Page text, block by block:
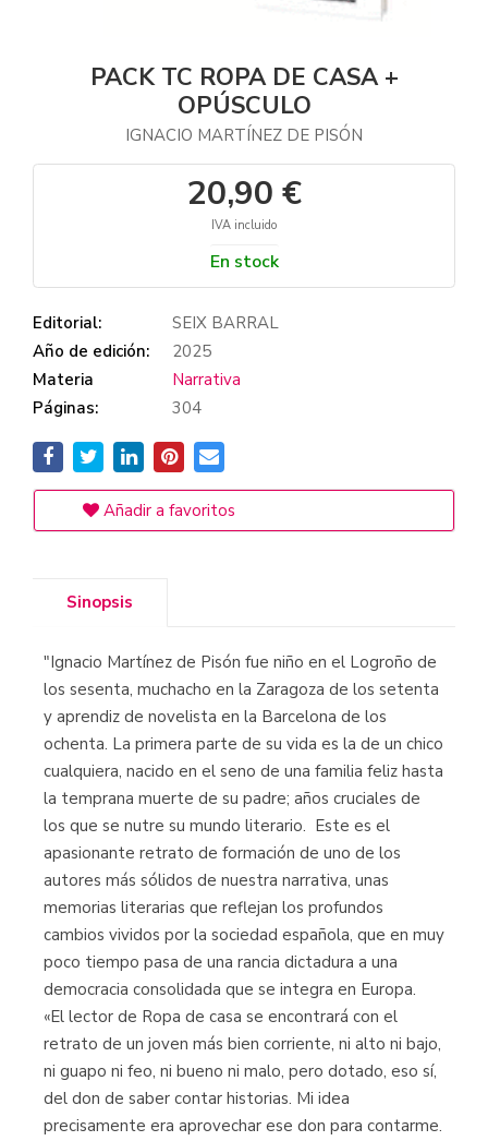
PACK TC ROPA DE CASA +
OPÚSCULO
IGNACIO MARTÍNEZ DE PISÓN
20,90 €
IVA incluido
En stock
Editorial:
SEIX BARRAL
Año de edición:
2025
Materia
Narrativa
Páginas:
304
Añadir a favoritos
Sinopsis
"Ignacio Martínez de Pisón fue niño en el Logroño de
los sesenta, muchacho en la Zaragoza de los setenta
y aprendiz de novelista en la Barcelona de los
ochenta. La primera parte de su vida es la de un chico
cualquiera, nacido en el seno de una familia feliz hasta
la temprana muerte de su padre; años cruciales de
los que se nutre su mundo literario. Este es el
apasionante retrato de formación de uno de los
autores más sólidos de nuestra narrativa, unas
memorias literarias que reflejan los profundos
cambios vividos por la sociedad española, que en muy
poco tiempo pasa de una rancia dictadura a una
democracia consolidada que se integra en Europa.
«El lector de Ropa de casa se encontrará con el
retrato de un joven más bien corriente, ni alto ni bajo,
ni guapo ni feo, ni bueno ni malo, pero dotado, eso sí,
del don de saber contar historias. Mi idea
precisamente era aprovechar ese don para contarme.